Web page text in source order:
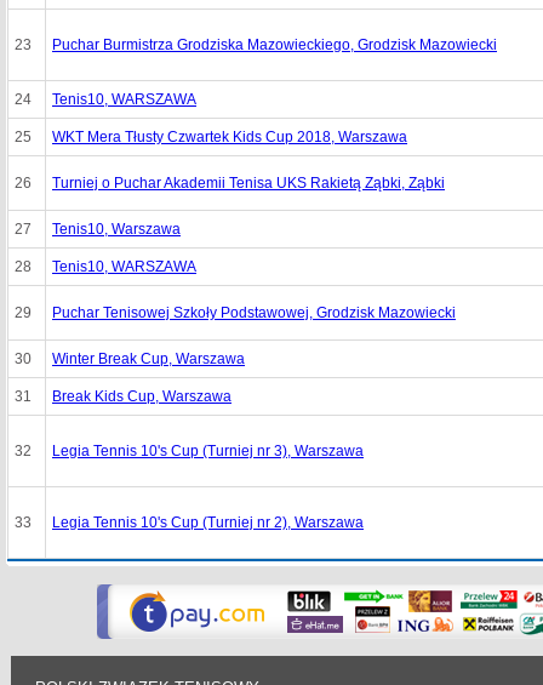
23 Puchar Burmistrza Grodziska Mazowieckiego, Grodzisk Mazowiecki
24 Tenis10, WARSZAWA
25 WKT Mera Tłusty Czwartek Kids Cup 2018, Warszawa
26 Turniej o Puchar Akademii Tenisa UKS Rakietą Ząbki, Ząbki
27 Tenis10, Warszawa
28 Tenis10, WARSZAWA
29 Puchar Tenisowej Szkoły Podstawowej, Grodzisk Mazowiecki
30 Winter Break Cup, Warszawa
31 Break Kids Cup, Warszawa
32 Legia Tennis 10's Cup (Turniej nr 3), Warszawa
33 Legia Tennis 10's Cup (Turniej nr 2), Warszawa